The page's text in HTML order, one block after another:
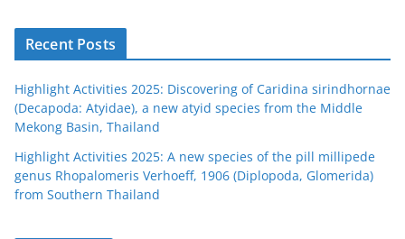
Recent Posts
Highlight Activities 2025: Discovering of Caridina sirindhornae
(Decapoda: Atyidae), a new atyid species from the Middle
Mekong Basin, Thailand
Highlight Activities 2025: A new species of the pill millipede
genus Rhopalomeris Verhoeff, 1906 (Diplopoda, Glomerida)
from Southern Thailand